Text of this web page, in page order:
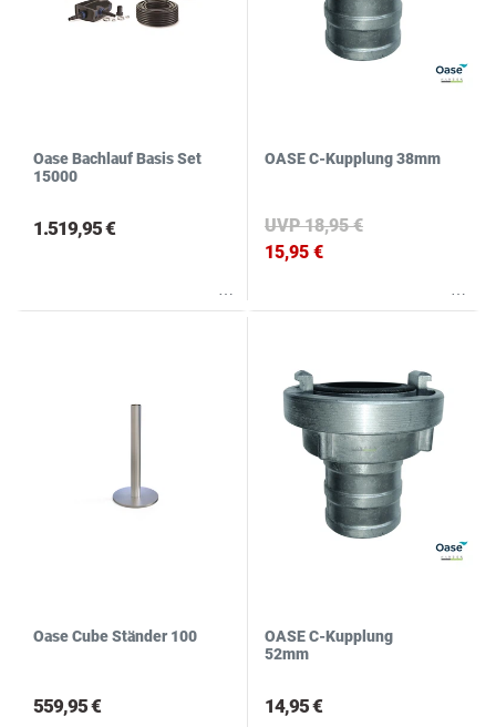
Oase Bachlauf Basis Set
15000
1.519,95 €
OASE C-Kupplung 38mm
UVP 18,95 €
15,95 €
Oase Cube Ständer 100
559,95 €
OASE C-Kupplung
52mm
14,95 €